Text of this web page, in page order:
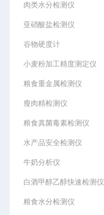
肉类水分检测仪
亚硝酸盐检测仪
谷物硬度计
小麦粉加工精度测定仪
粮食重金属检测仪
瘦肉精检测仪
粮食真菌毒素检测仪
水产品安全检测仪
牛奶分析仪
白酒甲醇乙醇快速检测仪
粮食水分检测仪